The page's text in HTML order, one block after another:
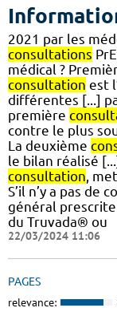
2021 par les
consultations
médical ?
consultation est
différentes [...]
première
contre le plus
La deuxième
le bilan réalisé
consultation,
S’il n’y a pas de
général
du Truvada® ou
22/03/2024 11:06
PAGES
relevance: